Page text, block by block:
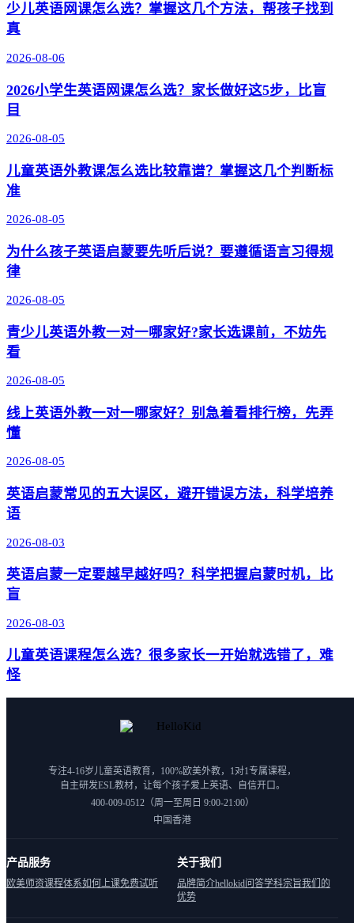
少儿英语网课怎么选？掌握这几个方法，帮孩子找到
真
2026-08-06
2026小学生英语网课怎么选？家长做好这5步，比盲
目
2026-08-05
儿童英语外教课怎么选比较靠谱？掌握这几个判断标
准
2026-08-05
为什么孩子英语启蒙要先听后说？要遵循语言习得规
律
2026-08-05
青少儿英语外教一对一哪家好?家长选课前，不妨先
看
2026-08-05
线上英语外教一对一哪家好？别急着看排行榜，先弄
懂
2026-08-05
英语启蒙常见的五大误区，避开错误方法，科学培养
语
2026-08-03
英语启蒙一定要越早越好吗？科学把握启蒙时机，比
盲
2026-08-03
儿童英语课程怎么选？很多家长一开始就选错了，难
怪
专注4-16岁儿童英语教育，100%欧美外教，1对1专属课程，
自主研发ESL教材，让每个孩子爱上英语、自信开口。
400-009-0512（周一至周日 9:00-21:00）
中国香港
产品服务
欧美师资课程体系如何上课免费试听
关于我们
品牌简介hellokid问答学科宗旨我们的
优势